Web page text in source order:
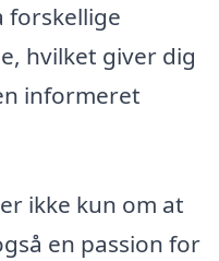
forskellige
hvilket giver dig
informeret
ikke kun om at
en passion for